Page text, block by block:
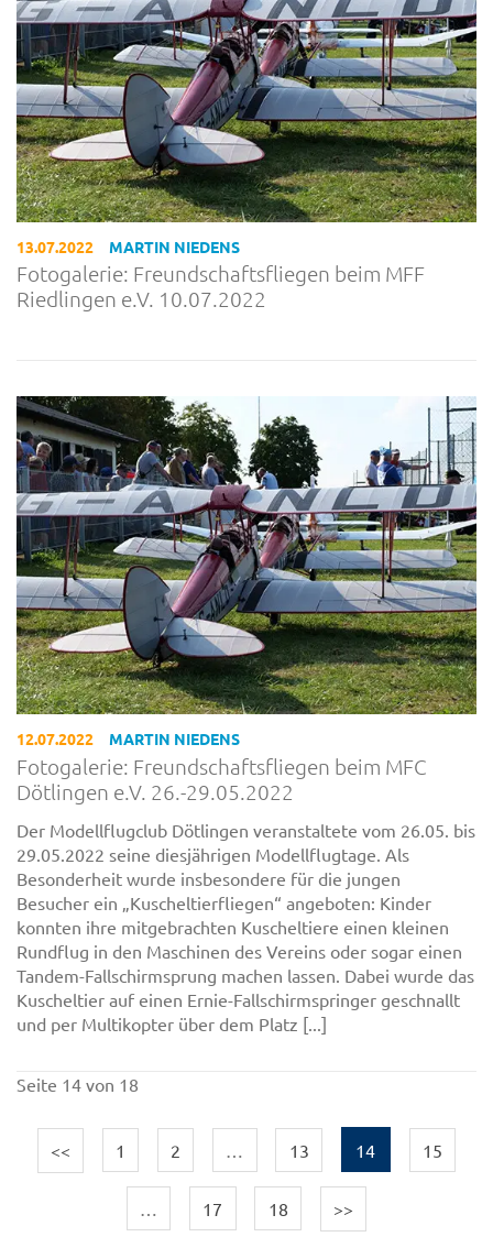
13.07.2022 MARTIN NIEDENS
Fotogalerie: Freundschaftsfliegen beim MFF
Riedlingen e.V. 10.07.2022
12.07.2022 MARTIN NIEDENS
Fotogalerie: Freundschaftsfliegen beim MFC
Dötlingen e.V. 26.-29.05.2022
Der Modellflugclub Dötlingen veranstaltete vom 26.05. bis
29.05.2022 seine diesjährigen Modellflugtage. Als
Besonderheit wurde insbesondere für die jungen
Besucher ein „Kuscheltierfliegen“ angeboten: Kinder
konnten ihre mitgebrachten Kuscheltiere einen kleinen
Rundflug in den Maschinen des Vereins oder sogar einen
Tandem-Fallschirmsprung machen lassen. Dabei wurde das
Kuscheltier auf einen Ernie-Fallschirmspringer geschnallt
und per Multikopter über dem Platz [...]
Seite 14 von 18
<< 1 2 13 14 15
… 17 18 >>